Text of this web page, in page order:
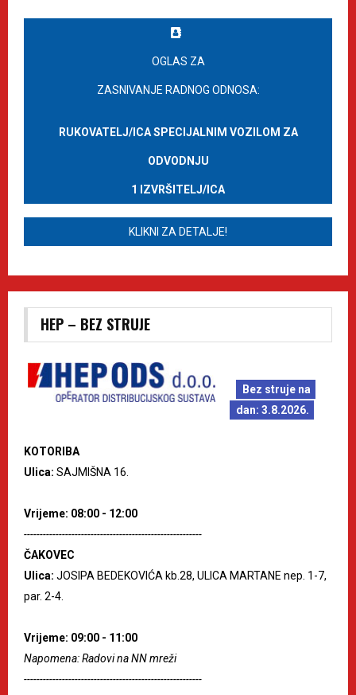
OGLAS ZA
ZASNIVANJE RADNOG ODNOSA:
RUKOVATELJ/ICA SPECIJALNIM VOZILOM ZA
ODVODNJU
1 IZVRŠITELJ/ICA
KLIKNI ZA DETALJE!
HEP – BEZ STRUJE
Bez struje na
dan: 3.8.2026.
KOTORIBA
Ulica: SAJMIŠNA 16.
Vrijeme: 08:00 - 12:00
--------------------------------------------------------
ČAKOVEC
Ulica: JOSIPA BEDEKOVIĆA kb.28, ULICA MARTANE nep. 1-7,
par. 2-4.
Vrijeme: 09:00 - 11:00
Napomena: Radovi na NN mreži
--------------------------------------------------------